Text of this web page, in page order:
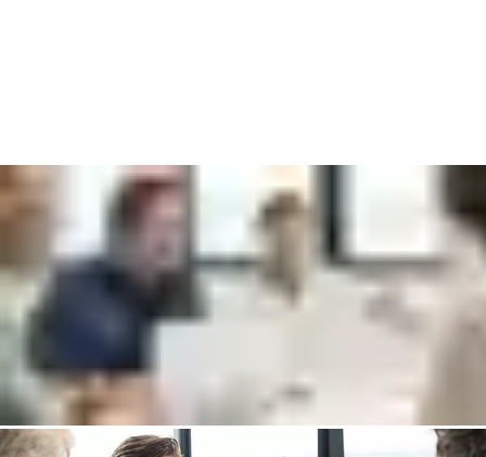
Liên hệ với chuyên gia, người sẽ giúp:
Giải thích sự khác biệt của các hệ thống quản lý (Lite, Plus,
Xem qua các tùy chọn phần cứng có sẵn
Trả lời bất kỳ câu hỏi nào về Incedo
Cho tôi liên hệ với một chuyên gia